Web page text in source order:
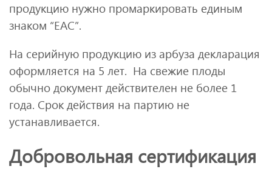
продукцию нужно промаркировать единым
знаком “ЕАС”.
На серийную продукцию из арбуза декларация
оформляется на 5 лет. На свежие плоды
обычно документ действителен не более 1
года. Срок действия на партию не
устанавливается.
Добровольная сертификация